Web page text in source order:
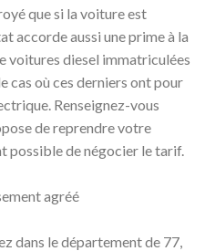
que si la voiture est
accorde aussi une prime à la
voitures diesel immatriculées
cas où ces derniers ont pour
Renseignez-vous
de reprendre votre
possible de négocier le tarif.
agréé
dans le département de 77,